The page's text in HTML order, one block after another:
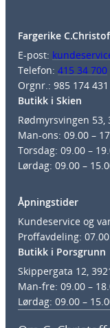
Fargerike
E-post:
Telefon: 415 34 700
Orgnr.: 985 174 431
Butikk i Skien
Rødmyrsvingen 53,
Man-ons: 09.00 –
Torsdag: 09.00 –
Lørdag: 09.00 –
Åpningstider
Kundeservice og
Proffavdeling:
Butikk i Porsgrunn
Skippergata 12,
Man-fre: 09.00 –
Lørdag: 09.00 –